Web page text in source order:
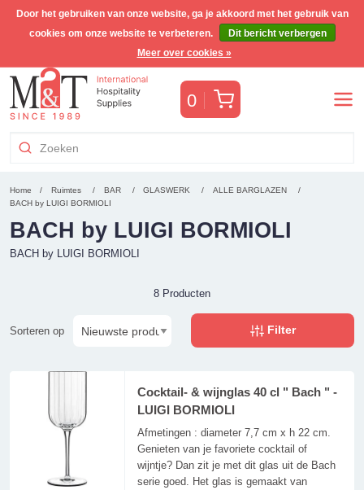
Gratis Benelux verzending voor orders >€255(incl. BTW)
0 Winkelwagen
Home Ruimtes BAR GLASWERK
ALLE BARGLAZEN
BACH by LUIGI BORMIOLI
BACH by LUIGI BORMIOLI
BACH by LUIGI BORMIOLI
8 Producten
Sorteren op Filter
Cocktail- & wijnglas 40 cl " Bach " -
LUIGI BORMIOLI
Afmetingen : diameter 7,7 cm x h 22 cm.
Genieten van je favoriete cocktail of
wijntje? Dan zit je met dit glas uit de Bach
serie goed. Het glas is gemaakt van
Door het gebruiken van onze website, ga je akkoord met het gebruik van
cookies om onze website te verbeteren.
Dit bericht verbergen
Meer over cookies »